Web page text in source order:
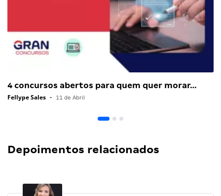
4 concursos abertos para quem quer morar…
Fellype Sales • 11 de Abril
Depoimentos relacionados